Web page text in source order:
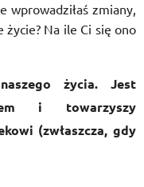
wprowadziłaś zmiany,
życie? Na ile Ci się ono
życia. Jest
i towarzyszy
(zwłaszcza, gdy